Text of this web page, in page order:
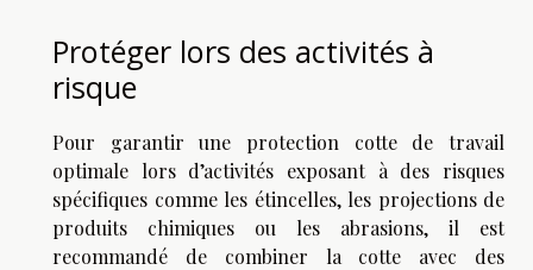
Protéger lors des activités à
risque
Pour garantir une protection cotte de travail
optimale lors d’activités exposant à des risques
spécifiques comme les étincelles, les projections de
produits chimiques ou les abrasions, il est
recommandé de combiner la cotte avec des